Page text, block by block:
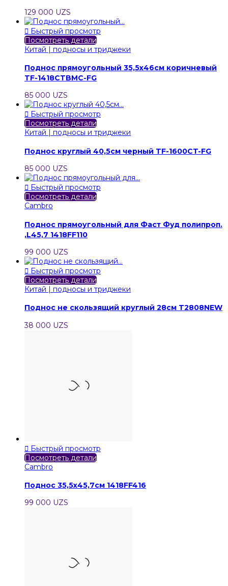
129 000 UZS
 Быстрый просмотр
Посмотреть детали
Китай | подносы и триджеки
Поднос прямоугольный 35,5х46см коричневый
TF-1418CTBMC-FG
85 000 UZS
 Быстрый просмотр
Посмотреть детали
Китай | подносы и триджеки
Поднос круглый 40,5см черный TF-1600CT-FG
85 000 UZS
 Быстрый просмотр
Посмотреть детали
Cambro
Поднос прямоугольный для Фаст Фуд полипроп.
,L45,7 1418FF110
99 000 UZS
 Быстрый просмотр
Посмотреть детали
Китай | подносы и триджеки
Поднос не скользящий круглый 28см T2808NEW
38 000 UZS
 Быстрый просмотр
Посмотреть детали
Cambro
Поднос 35,5х45,7см 1418FF416
99 000 UZS